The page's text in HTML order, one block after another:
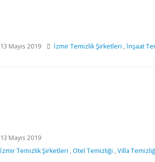
13 Mayıs 2019 İzmir Temizlik Şirketleri , İnşaat
13 Mayıs 2019
İzmir Temizlik Şirketleri ,Otel Temizliği ,Villa